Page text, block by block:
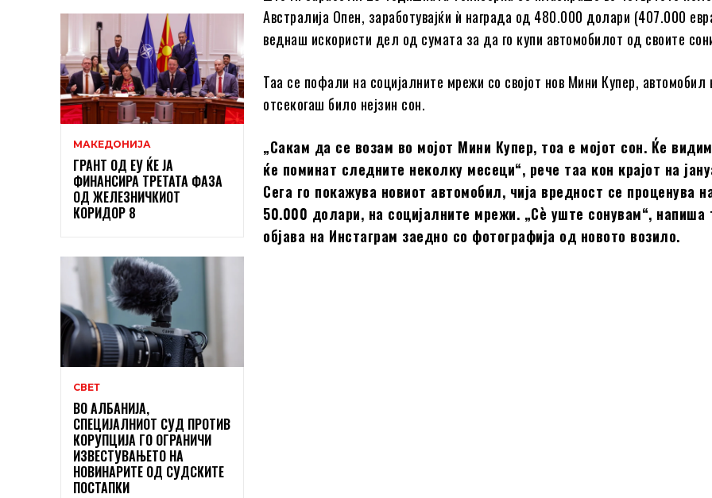
МАКЕДОНИЈА
ГРАНТ ОД ЕУ ЌЕ ЈА
ФИНАНСИРА ТРЕТАТА ФАЗА
ОД ЖЕЛЕЗНИЧКИОТ
КОРИДОР 8
СВЕТ
ВО АЛБАНИЈА,
СПЕЦИЈАЛНИОТ СУД ПРОТИВ
КОРУПЦИЈА ГО ОГРАНИЧИ
ИЗВЕСТУВАЊЕТО НА
НОВИНАРИТЕ ОД СУДСКИТЕ
ПОСТАПКИ
Австралија Опен, заработувајќи ѝ награда од 480.000 долари (407.000
веднаш искористи дел од сумата за да го купи автомобилот од своите
Таа се пофали на социјалните мрежи со својот нов Мини Купер, автомобил
отсекогаш било нејзин сон.
„Сакам да се возам во мојот Мини Купер, тоа е мојот сон. Ќе
ќе поминат следните неколку месеци“, рече таа кон крајот на
Сега го покажува новиот автомобил, чија вредност се проценува
50.000 долари, на социјалните мрежи. „Сè уште сонувам“, напиша
објава на Инстаграм заедно со фотографија од новото возило.